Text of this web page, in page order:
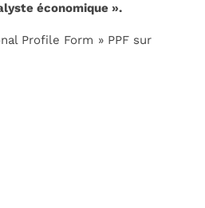
économique ».
Profile Form » PPF sur